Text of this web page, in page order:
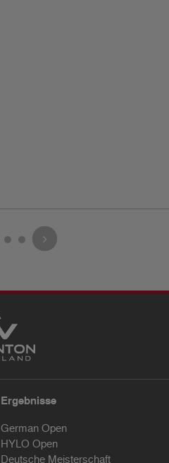
Ergebnisse
German Open
HYLO Open
Deutsche Meisterschaft